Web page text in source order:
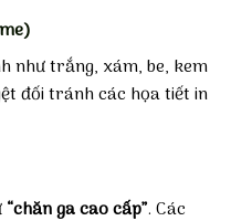
như trắng, xám, be, kem
đối tránh các họa tiết in
“chăn ga cao cấp”. Các